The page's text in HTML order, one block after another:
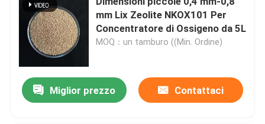
mm Lix Zeolite NKOX101 Per
Concentratore di Ossigeno da 5L
MOQ：un tamburo ((Min. Ordine)
Miglior prezzo Contattaci